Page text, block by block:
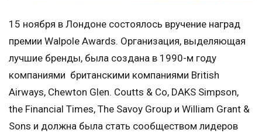
15 ноября в Лондоне состоялось вручение наград
премии Walpole Awards. Организация, выделяющая
лучшие бренды, была создана в 1990-м году
компаниями британскими компаниями British
Airways, Chewton Glen. Coutts & Co, DAKS Simpson,
the Financial Times, The Savoy Group и William Grant &
Sons и должна была стать сообществом лидеров